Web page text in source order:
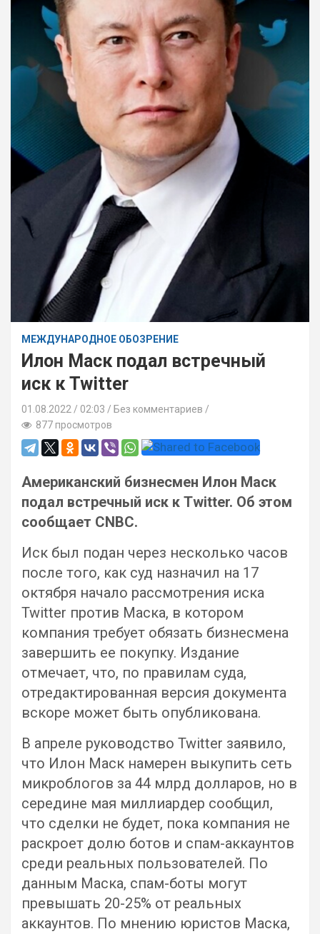
МЕЖДУНАРОДНОЕ ОБОЗРЕНИЕ
Илон Маск подал встречный
иск к Twitter
01.08.2022 02:03 / Без комментариев
877 просмотров
Американский бизнесмен Илон Маск
подал встречный иск к Twitter. Об этом
сообщает CNBC.
Иск был подан через несколько часов
после того, как суд назначил на 17
октября начало рассмотрения иска
Twitter против Маска, в котором
компания требует обязать бизнесмена
завершить ее покупку. Издание
отмечает, что, по правилам суда,
отредактированная версия документа
вскоре может быть опубликована.
В апреле руководство Twitter заявило,
что Илон Маск намерен выкупить сеть
микроблогов за 44 млрд долларов, но в
середине мая миллиардер сообщил,
что сделки не будет, пока компания не
раскроет долю ботов и спам-аккаунтов
среди реальных пользователей. По
данным Маска, спам-боты могут
превышать 20-25% от реальных
аккаунтов. По мнению юристов Маска,